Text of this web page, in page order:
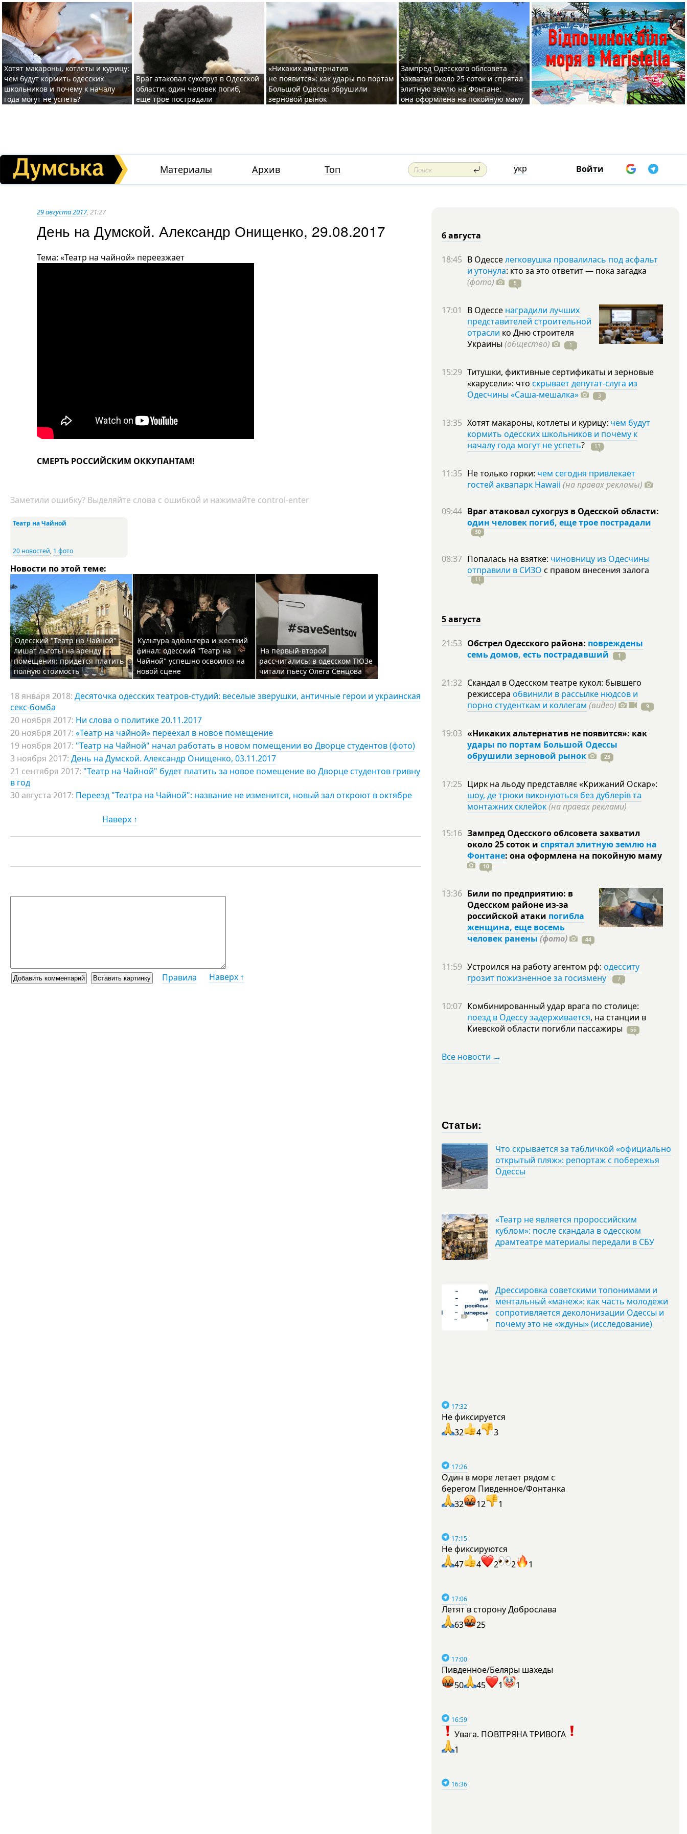
Хотят макароны, котлеты и курицу:
чем будут кормить одесских
школьников и почему к началу
года могут не успеть?
Враг атаковал сухогруз в Одесской
области: один человек погиб,
еще трое пострадали
«Никаких альтернатив
не появится»: как удары по портам
Большой Одессы обрушили
зерновой рынок
Зампред Одесского облсовета
захватил около 25 соток и спрятал
элитную землю на Фонтане:
она оформлена на покойную маму
Материалы Архив Топ укр Войти
29 августа 2017, 21:27
День на Думской. Александр Онищенко, 29.08.2017
Тема: «Театр на чайной» переезжает
СМЕРТЬ РОССИЙСКИМ ОККУПАНТАМ!
Заметили ошибку? Выделяйте слова с ошибкой и нажимайте control-enter
Театр на Чайной
20 новостей, 1 фото
Новости по этой теме:
Одесский "Театр на Чайной"
лишат льготы на аренду
помещения: придется платить
полную стоимость
Культура адюльтера и жесткий
финал: одесский "Театр на
Чайной" успешно освоился на
новой сцене
На первый-второй
рассчитались: в одесском ТЮЗе
читали пьесу Олега Сенцова
18 января 2018: Десяточка одесских театров-студий: веселые зверушки, античные герои и украинская
секс-бомба
20 ноября 2017: Ни слова о политике 20.11.2017
20 ноября 2017: «Театр на чайной» переехал в новое помещение
19 ноября 2017: "Театр на Чайной" начал работать в новом помещении во Дворце студентов (фото)
3 ноября 2017: День на Думской. Александр Онищенко, 03.11.2017
21 сентября 2017: "Театр на Чайной" будет платить за новое помещение во Дворце студентов гривну
в год
30 августа 2017: Переезд "Театра на Чайной": название не изменится, новый зал откроют в октябре
Наверх ↑
Правила Наверх ↑
6 августа
18:45 В Одесселегковушка провалилась под асфальт
и утонула: кто за это ответит — пока загадка
(фото)
5
17:01 В Одессе наградили лучших
представителей строительной
отрасли ко Дню строителя
Украины (общество) 1
15:29 Титушки, фиктивные сертификаты и зерновые
«карусели»: что скрывает депутат-слуга из
Одесчины «Саша-мешалка»
3
13:35 Хотят макароны, котлеты и курицу: чем будут
кормить одесских школьников и почему к
началу года могут не успеть? 13
11:35 Не только горки: чем сегодня привлекает
гостей аквапарк Hawaii (на правах рекламы)
09:44 Враг атаковал сухогруз в Одесской области:
один человек погиб, еще трое пострадали
30
08:37 Попалась на взятке: чиновницу из Одесчины
отправили в СИЗО с правом внесения залога
11
5 августа
21:53 Обстрел Одесского района: повреждены
семь домов, есть пострадавший
1
21:32 Скандал в Одесском театре кукол: бывшего
режиссера обвинили в рассылке нюдсов и
порно студенткам и коллегам (видео) 9
19:03 «Никаких альтернатив не появится»: как
удары по портам Большой Одессы
обрушили зерновой рынок
23
17:25 Цирк на льоду представляє «Крижаний Оскар»:
шоу, де трюки виконуються без дублерів та
монтажних склейок(на правах реклами)
15:16 Зампред Одесского облсовета захватил
около 25 соток и спрятал элитную землю на
Фонтане: она оформлена на покойную маму
10
13:36 Били по предприятию: в
Одесском районе из-за
российской атаки погибла
женщина, еще восемь
человек ранены (фото) 44
11:59 Устроился на работу агентом рф: одесситу
грозит пожизненное за госизмену
7
10:07 Комбинированный удар врага по столице:
поезд в Одессу задерживается, на станции в
Киевской области погибли пассажиры 56
Все новости →
Статьи:
Что скрывается за табличкой «официально
открытый пляж»: репортаж с побережья
Одессы
«Театр не является пророссийским
кублом»: после скандала в одесском
драмтеатре материалы передали в СБУ
Дрессировка советскими топонимами и
ментальный «манеж»: как часть молодежи
сопротивляется деколонизации Одессы и
почему это не «ждуны» (исследование)
17:32
Не фиксируется
32
4 3
17:26
Один в море летает рядом с
берегом Пивденное/Фонтанка
32
12 1
17:15
Не фиксируются
47
4 2 2 1
17:06
Летят в сторону Доброслава
63
25
17:00
Пивденное/Беляры шахеды
50
45 1 1
16:59
Увага. ПОВІТРЯНА ТРИВОГА
1
16:36